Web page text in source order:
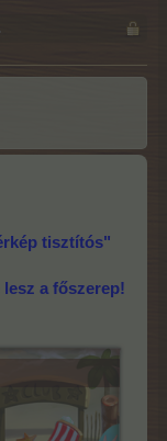
tisztítós"
a főszerep!